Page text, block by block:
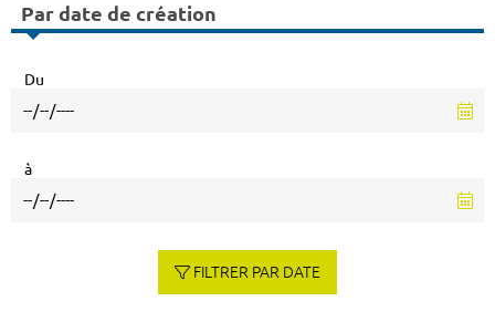
Par date de création
Du
à
FILTRER PAR DATE